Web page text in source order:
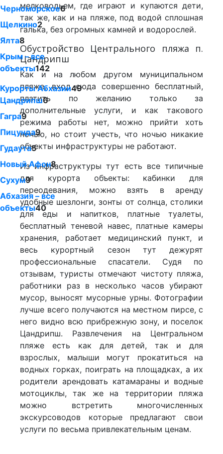
Черноморское6
Щелкино2
Ялта8
Крым – все
объекты142
Курорты Абхазии49
Цандрипш6
Гагра9
Пицунда9
Гудаута5
Новый Афон8
Сухум9
Абхазия – все
объекты40
мелководьем, где играют и купаются дети,
так же, как и на пляже, под водой сплошная
галька, без огромных камней и водорослей.
Обустройство Центрального пляжа п.
Цандрипш
Как и на любом другом муниципальном
пляже, вход сюда совершенно бесплатный,
платить по желанию только за
дополнительные услуги, и как такового
режима работы нет, можно прийти хоть
ночью, но стоит учесть, что ночью никакие
объекты инфраструктуры не работают.
Из инфраструктуры тут есть все типичные
для курорта объекты: кабинки для
переодевания, можно взять в аренду
удобные шезлонги, зонты от солнца, столики
для еды и напитков, платные туалеты,
бесплатный теневой навес, платные камеры
хранения, работает медицинский пункт, и
весь курортный сезон тут дежурят
профессиональные спасатели. Судя по
отзывам, туристы отмечают чистоту пляжа,
работники раз в несколько часов убирают
мусор, выносят мусорные урны. Фотографии
лучше всего получаются на местном пирсе, с
него видно всю прибрежную зону, и поселок
Цандрипш. Развлечения на Центральном
пляже есть как для детей, так и для
взрослых, малыши могут прокатиться на
водных горках, поиграть на площадках, а их
родители арендовать катамараны и водные
мотоциклы, так же на территории пляжа
можно встретить многочисленных
экскурсоводов которые предлагают свои
услуги по весьма привлекательным ценам.